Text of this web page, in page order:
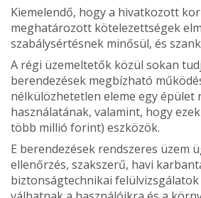
Kiemelendő, hogy a hivatkozott
meghatáro­zott kötelezettségek
szabálysértésnek minősül, és
A régi üzemeltetők közül sokan
berendezések meg­bízható
nélkülözhetetlen eleme egy épü­let
használatának, valamint, hogy
több millió forint) eszközök.
E berendezések rendszeres üzem
ellenőrzés, szakszerű, havi
biztonságtechnikai